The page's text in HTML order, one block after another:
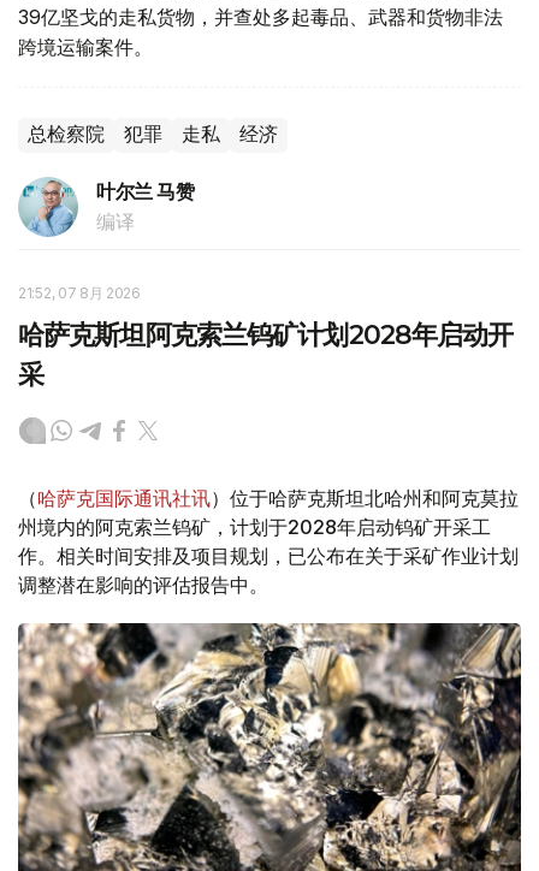
39亿坚戈的走私货物，并查处多起毒品、武器和货物非法
跨境运输案件。
总检察院 犯罪 走私 经济
叶尔兰 马赞
编译
21:52, 07 8月 2026
哈萨克斯坦阿克索兰钨矿计划2028年启动开
采
（哈萨克国际通讯社讯）位于哈萨克斯坦北哈州和阿克莫拉
州境内的阿克索兰钨矿，计划于2028年启动钨矿开采工
作。相关时间安排及项目规划，已公布在关于采矿作业计划
调整潜在影响的评估报告中。